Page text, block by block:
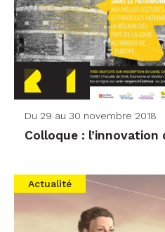
Du 29 au 30 novembre 2018
Colloque :
Actualité